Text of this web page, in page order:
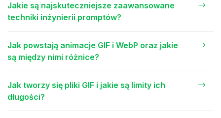
Jakie są najskuteczniejsze zaawansowane
techniki inżynierii promptów?
Jak powstają animacje GIF i WebP oraz jakie
są między nimi różnice?
Jak tworzy się pliki GIF i jakie są limity ich
długości?